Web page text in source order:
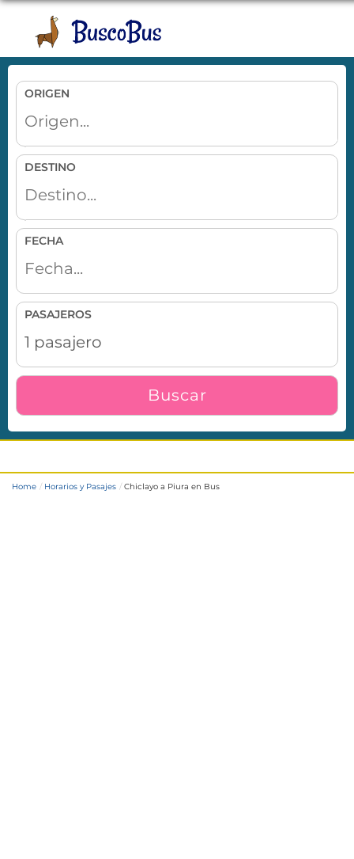
ORIGEN
DESTINO
FECHA
PASAJEROS
Buscar
Home Horarios y Pasajes Chiclayo a Piura en Bus